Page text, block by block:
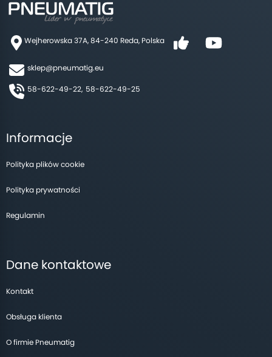
Wejherowska 37A, 84-240 Reda, Polska
sklep@pneumatig.eu
58-622-49-22, 58-622-49-25
Informacje
Polityka plików cookie
Polityka prywatności
Regulamin
Dane kontaktowe
Kontakt
Obsługa klienta
O firmie Pneumatig